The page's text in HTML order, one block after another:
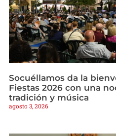
Socuéllamos da la
Fiestas 2026 con una
tradición y música
agosto 3, 2026